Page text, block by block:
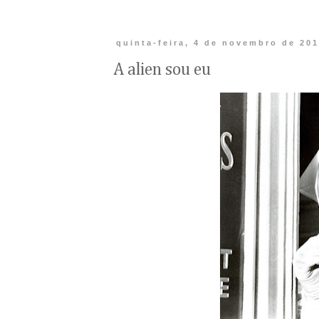
quinta-feira, 4 de novembro de
A alien sou eu